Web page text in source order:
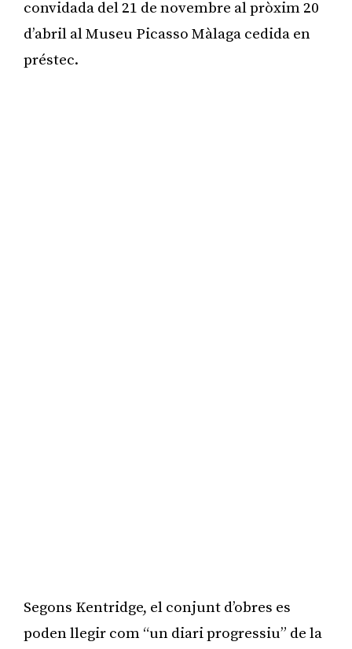
convidada del 21 de novembre al pròxim 20
d’abril al Museu Picasso Màlaga cedida en
préstec.
Segons Kentridge, el conjunt d’obres es
poden llegir com “un diari progressiu” de la